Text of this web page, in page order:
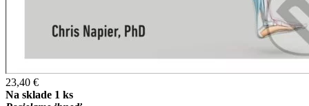
23,40 €
Na sklade 1 ks